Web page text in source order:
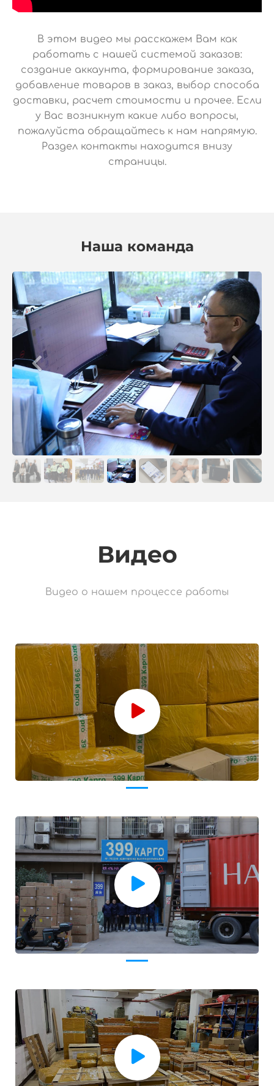
В этом видео мы расскажем Вам как
работать с нашей системой заказов:
создание аккаунта, формирование заказа,
добавление товаров в заказ, выбор способа
доставки, расчет стоимости и прочее. Если
у Вас возникнут какие либо вопросы,
пожалуйста обращайтесь к нам напрямую.
Раздел контакты находится внизу
страницы.
Наша команда
Видео
Видео о нашем процессе работы